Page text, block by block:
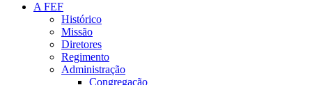
A FEF
Histórico
Missão
Diretores
Regimento
Administração
Congregação